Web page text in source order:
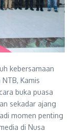
kebersamaan
Kamis
buka puasa
sekadar ajang
momen penting
di Nusa